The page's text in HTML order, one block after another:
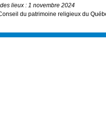
lieux : 1 novembre 2024
du patrimoine religieux du